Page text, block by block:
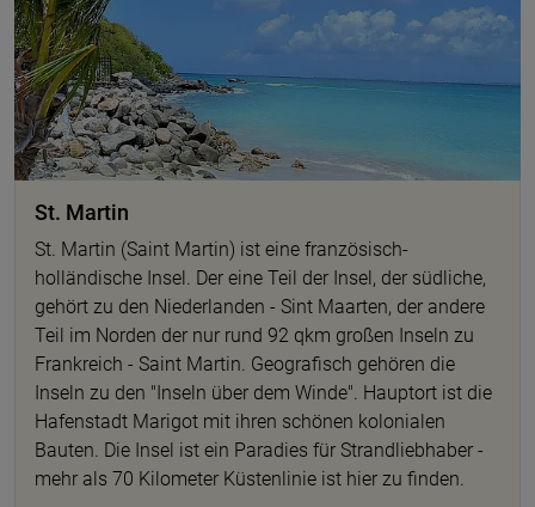
St. Martin
St. Martin (Saint Martin) ist eine französisch-
holländische Insel. Der eine Teil der Insel, der südliche,
gehört zu den Niederlanden - Sint Maarten, der andere
Teil im Norden der nur rund 92 qkm großen Inseln zu
Frankreich - Saint Martin. Geografisch gehören die
Inseln zu den "Inseln über dem Winde". Hauptort ist die
Hafenstadt Marigot mit ihren schönen kolonialen
Bauten. Die Insel ist ein Paradies für Strandliebhaber -
mehr als 70 Kilometer Küstenlinie ist hier zu finden.